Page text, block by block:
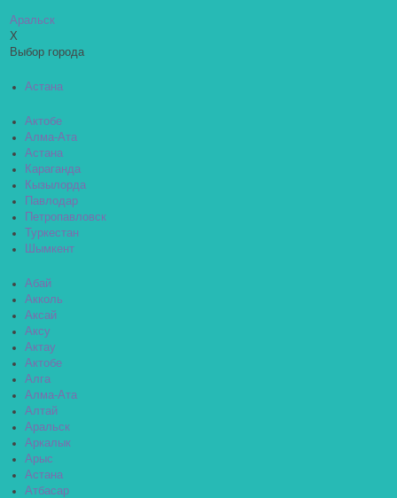
Аральск
X
Выбор города
Астана
Актобе
Алма-Ата
Астана
Караганда
Кызылорда
Павлодар
Петропавловск
Туркестан
Шымкент
Абай
Акколь
Аксай
Аксу
Актау
Актобе
Алга
Алма-Ата
Алтай
Аральск
Аркалык
Арыс
Астана
Атбасар